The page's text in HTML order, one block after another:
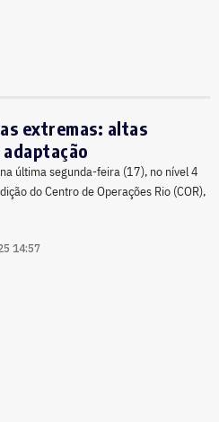
extremas: altas
última segunda-feira (17), no nível 4
do Centro de Operações Rio (COR),
14:57